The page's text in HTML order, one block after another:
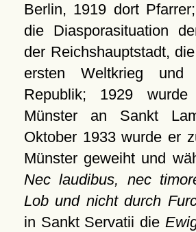
Berlin, 1919 dort
die Diasporasituation
der Reichshauptstadt,
ersten Weltkrieg und
Republik; 1929
Münster an Sankt
Oktober 1933 wurde er
Münster geweiht und
Nec laudibus, nec
Lob und nicht durch
in Sankt Servatii die